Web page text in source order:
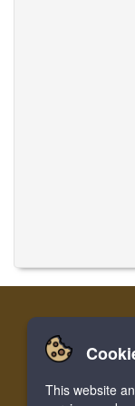
الرئيسية
This website